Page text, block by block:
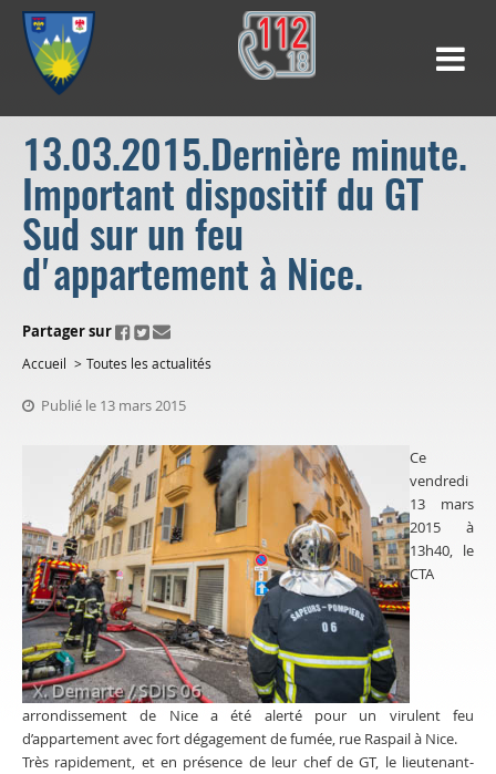
13.03.2015.Dernière minute.
Important dispositif du GT
Sud sur un feu
d'appartement à Nice.
ui.fo.accessibility.echappement.partage
Partager sur
Accueil Toutes les actualités
Publié le 13 mars 2015
Ce
vendredi
13 mars
2015 à
13h40, le
CTA
arrondissement de Nice a été alerté pour un virulent feu
d’appartement avec fort dégagement de fumée, rue Raspail à Nice.
Très rapidement, et en présence de leur chef de GT, le lieutenant-